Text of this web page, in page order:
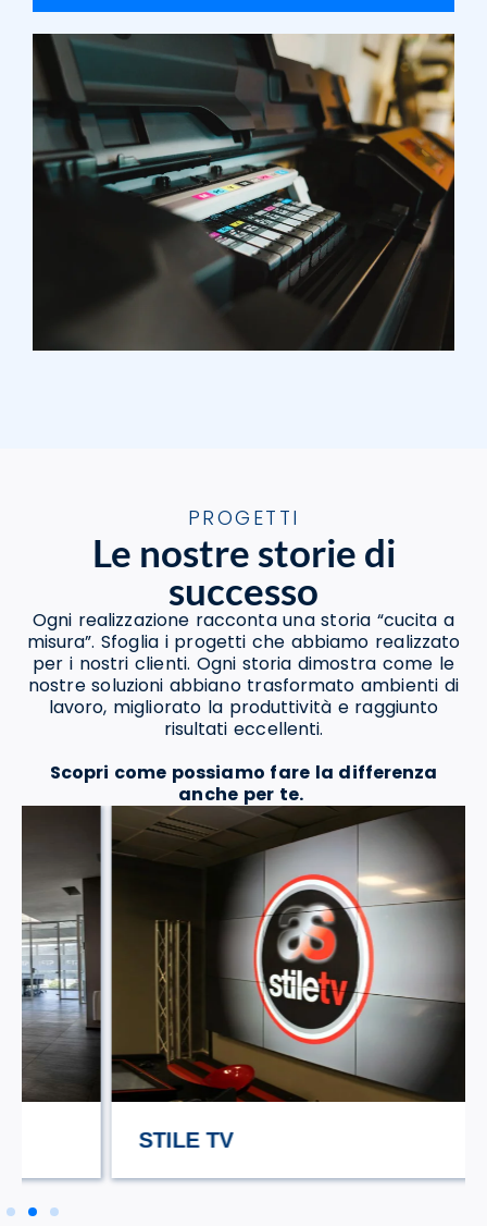
PROGETTI
Le nostre storie di
successo
Ogni realizzazione racconta una storia “cucita a
misura”. Sfoglia i progetti che abbiamo realizzato
per i nostri clienti. Ogni storia dimostra come le
nostre soluzioni abbiano trasformato ambienti di
lavoro, migliorato la produttività e raggiunto
risultati eccellenti.
Scopri come possiamo fare la differenza
anche per te.
STILE TV